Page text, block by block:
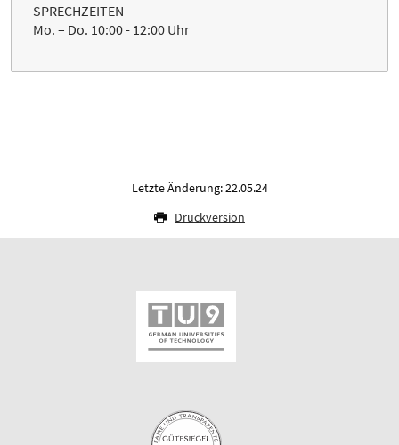
SPRECHZEITEN
Mo. – Do. 10:00 - 12:00 Uhr
Letzte Änderung: 22.05.24
Druckversion